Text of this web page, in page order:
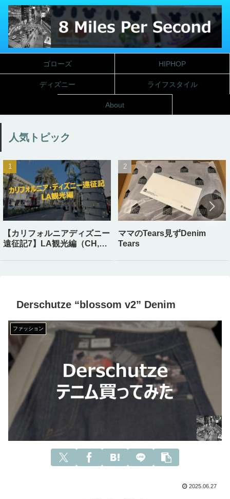
ゴローズ HIPHOP
ディズニー ライフスタイル
About
人気トピック
【カリフォルニアディズニー
遠征記7】LA観光編（CH,
ママのTears見ずDenim
Tears
Derschutze “blossom v2” Denim
ファッション
2025.06.27